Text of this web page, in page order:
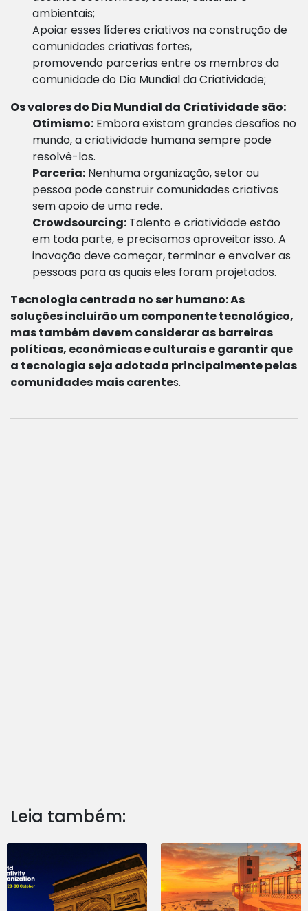
ambientais;
Apoiar esses líderes criativos na construção de
comunidades criativas fortes,
promovendo parcerias entre os membros da
comunidade do Dia Mundial da Criatividade;
Os valores do Dia Mundial da Criatividade são:
Otimismo: Embora existam grandes desafios no
mundo, a criatividade humana sempre pode
resolvê-los.
Parceria: Nenhuma organização, setor ou
pessoa pode construir comunidades criativas
sem apoio de uma rede.
Crowdsourcing: Talento e criatividade estão
em toda parte, e precisamos aproveitar isso. A
inovação deve começar, terminare envolver as
pessoas para as quais eles foram projetados.
Tecnologia centrada no ser humano:As
soluções incluirão um componente tecnológico,
mas também devem considerar as barreiras
políticas, econômicas e culturais e garantir que
a tecnologia seja adotada principalmente pelas
comunidades mais carentes.
Leia também: